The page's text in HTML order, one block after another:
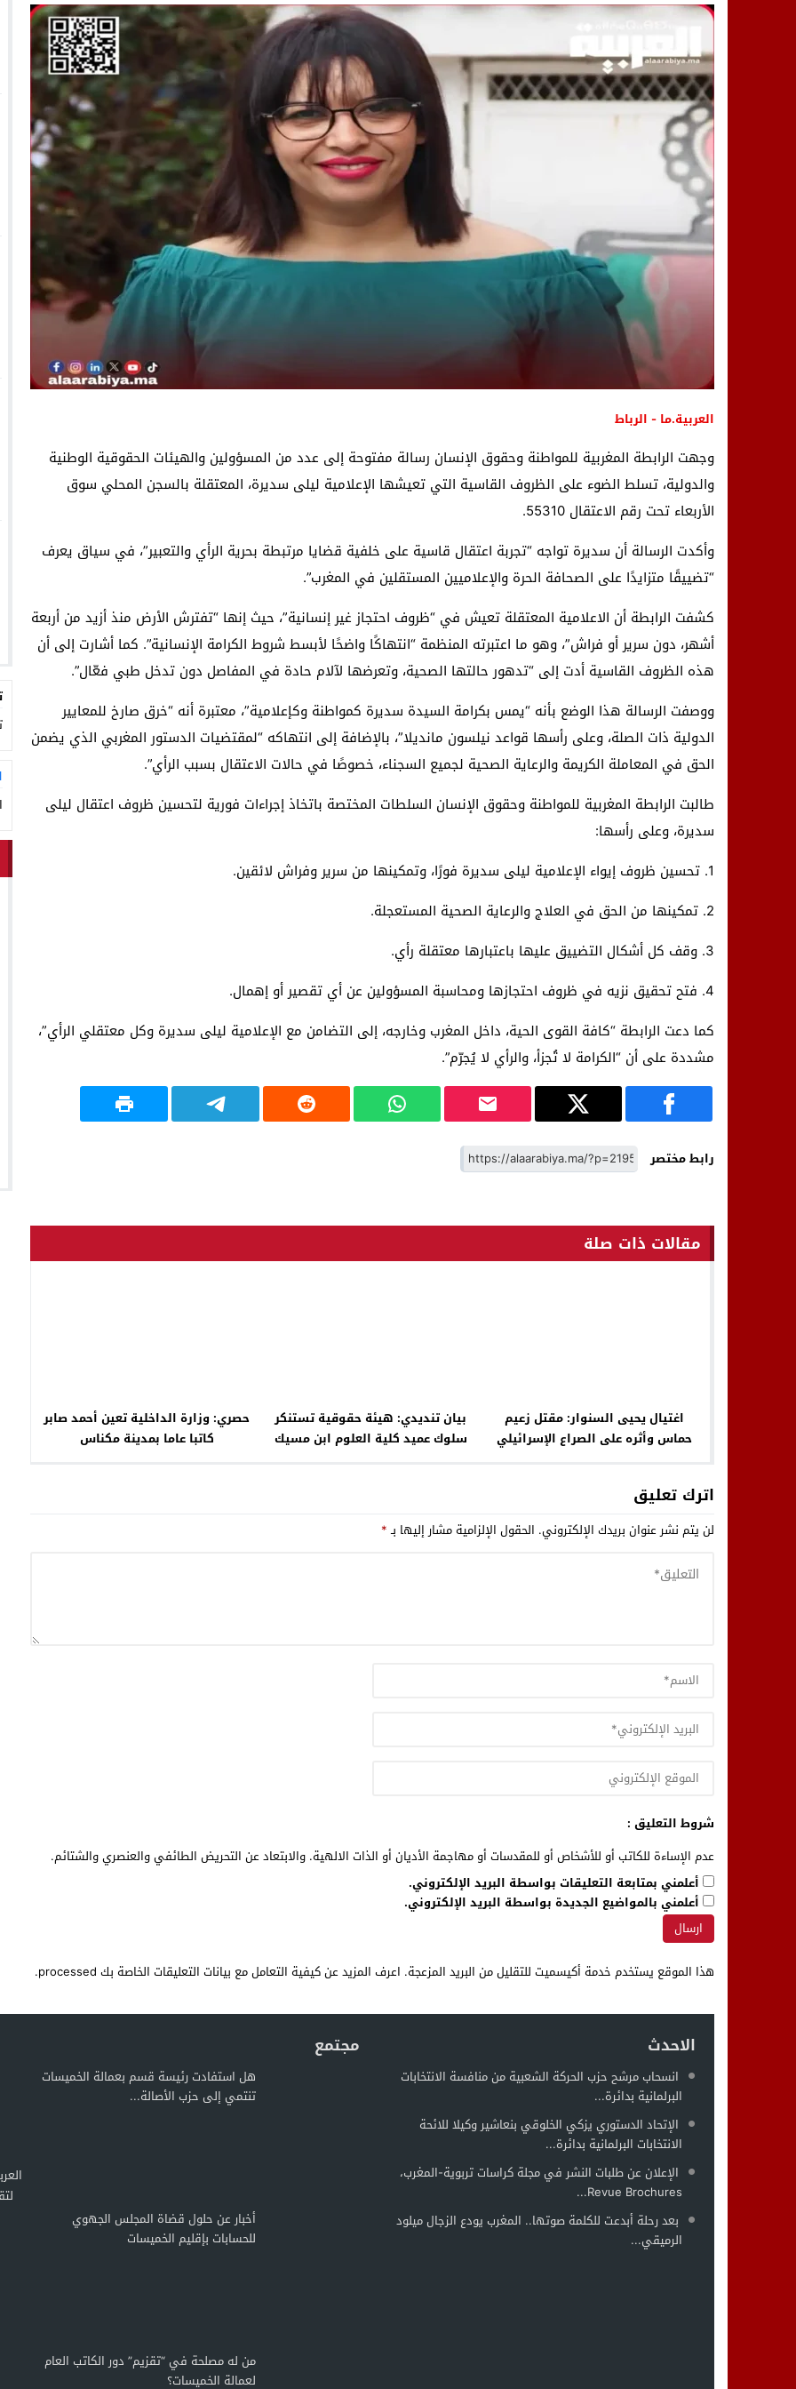
14:25 “العربية.ما” تنشر أخبار تيفلت وأصداء الأحداث فيها بصيغة أخرى 10:29
الجيش الملكي ينتفض ضد تعيين “ندالا”
18:23 طاطا: “اعتداء” على حقوقي يشعل غضب الجمعيات وملف “ماء القصبة” يفجّر الأوضاع
13:35 عقول الغد تصنع المستقبل: مسابقة “Robot Innov” بمراكش تؤسس لجيل الابتكار والتكنولوجيا
العربية.ما - الرباط
وجهت الرابطة المغربية للمواطنة وحقوق الإنسان رسالة مفتوحة إلى عدد من المسؤولين والهيئات الحقوقية الوطنية
والدولية، تسلط الضوء على الظروف القاسية التي تعيشها الإعلامية ليلى سديرة، المعتقلة بالسجن المحلي سوق
الأربعاء تحت رقم الاعتقال 55310.
وأكدت الرسالة أن سديرة تواجه “تجربة اعتقال قاسية على خلفية قضايا مرتبطة بحرية الرأي والتعبير”، في سياق يعرف
“تضييقًا متزايدًا على الصحافة الحرة والإعلاميين المستقلين في المغرب”.
كشفت الرابطة أن الاعلامية المعتقلة تعيش في “ظروف احتجاز غير إنسانية”، حيث إنها “تفترش الأرض منذ أزيد من أربعة
أشهر، دون سرير أو فراش”، وهو ما اعتبرته المنظمة “انتهاكًا واضحًا لأبسط شروط الكرامة الإنسانية”. كما أشارت إلى أن
هذه الظروف القاسية أدت إلى “تدهور حالتها الصحية، وتعرضها لآلام حادة في المفاصل دون تدخل طبي فعّال”.
ووصفت الرسالة هذا الوضع بأنه “يمس بكرامة السيدة سديرة كمواطنة وكإعلامية”، معتبرة أنه “خرق صارخ للمعايير
الدولية ذات الصلة، وعلى رأسها قواعد نيلسون مانديلا”، بالإضافة إلى انتهاكه “لمقتضيات الدستور المغربي الذي يضمن
الحق في المعاملة الكريمة والرعاية الصحية لجميع السجناء، خصوصًا في حالات الاعتقال بسبب الرأي”.
طالبت الرابطة المغربية للمواطنة وحقوق الإنسان السلطات المختصة باتخاذ إجراءات فورية لتحسين ظروف اعتقال ليلى
سديرة، وعلى رأسها:
1. تحسين ظروف إيواء الإعلامية ليلى سديرة فورًا، وتمكينها من سرير وفراش لائقين.
2. تمكينها من الحق في العلاج والرعاية الصحية المستعجلة.
3. وقف كل أشكال التضييق عليها باعتبارها معتقلة رأي.
4. فتح تحقيق نزيه في ظروف احتجازها ومحاسبة المسؤولين عن أي تقصير أو إهمال.
كما دعت الرابطة “كافة القوى الحية، داخل المغرب وخارجه، إلى التضامن مع الإعلامية ليلى سديرة وكل معتقلي الرأي”،
مشددة على أن “الكرامة لا تُجزأ، والرأي لا يُجرّم”.
رابط مختصر
مقالات ذات صلة
اغتيال يحيى السنوار: مقتل زعيم
حماس وأثره على الصراع الإسرائيلي
بيان تنديدي: هيئة حقوقية تستنكر
سلوك عميد كلية العلوم ابن مسيك
حصري: وزارة الداخلية تعين أحمد صابر
كاتبا عاما بمدينة مكناس
اترك تعليق
لن يتم نشر عنوان بريدك الإلكتروني. الحقول الإلزامية مشار إليها بـ*
شروط التعليق :
عدم الإساءة للكاتب أو للأشخاص أو للمقدسات أو مهاجمة الأديان أو الذات الالهية. والابتعاد عن التحريض الطائفي والعنصري والشتائم.
أعلمني بمتابعة التعليقات بواسطة البريد الإلكتروني.
أعلمني بالمواضيع الجديدة بواسطة البريد الإلكتروني.
هذا الموقع يستخدم خدمة أكيسميت للتقليل من البريد المزعجة. اعرف المزيد عن كيفية التعامل مع بيانات التعليقات الخاصة بك processed .
الاحدث
انسحاب مرشح حزب الحركة الشعبية من منافسة الانتخابات
البرلمانية بدائرة...
الإتحاد الدستوري يزكي الخلوقي بنعاشير وكيلا للائحة
الانتخابات البرلمانية بدائرة...
الإعلان عن طلبات النشر في مجلة كراسات تربوية-المغرب،
Revue Brochures...
بعد رحلة أبدعت للكلمة صوتها.. المغرب يودع الزجال ميلود
الرميقي...
مجتمع
هل استفادت رئيسة قسم بعمالة الخميسات
تنتمي إلى حزب الأصالة...
أخبار عن حلول قضاة المجلس الجهوي
للحسابات بإقليم الخميسات
من له مصلحة في “تقزيم” دور الكاتب العام
لعمالة الخميسات؟